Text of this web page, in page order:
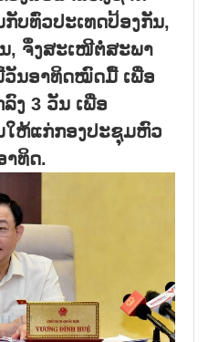
ບທົ່ວປະເທດປ້ອງກັນ,
, ຈຶ່ງສະເໜີຕໍ່ສະພາ
ວັນອາທິດໝົດມື້ ເພື່ອ
ງ 3 ວັນ ເພື່ອ
ໃຫ້ແກ່ກອງປະຊຸມຫົວ
າທິດ.